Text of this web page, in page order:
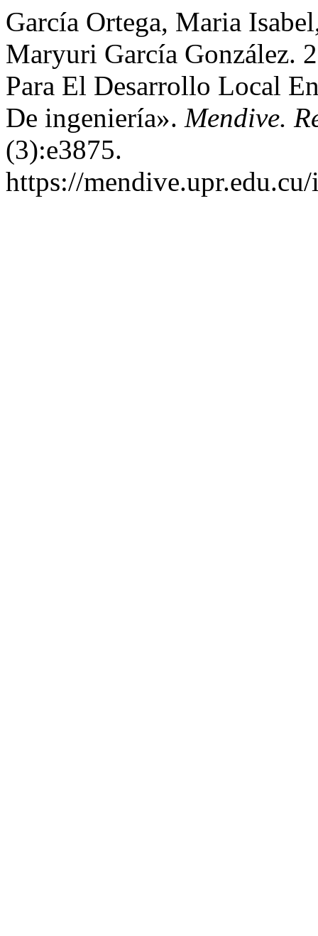
García Ortega, Maria
Maryuri García González.
Para El Desarrollo Local
De ingeniería». Mendive.
(3):e3875.
https://